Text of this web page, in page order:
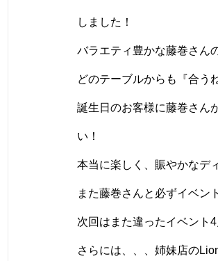
しました！
バラエティ豊かな藤巻さん
どのテーブルからも『合う
誕生日のお客様に藤巻さん
い！
本当に楽しく、賑やかなデ
また藤巻さんと必ずイベン
次回はまた違ったイベント4
さらには、、、姉妹店の